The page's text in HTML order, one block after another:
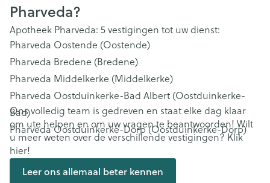
Pharveda?
Apotheek Pharveda: 5 vestigingen tot uw dienst:
Pharveda Oostende (Oostende)
Pharveda Bredene (Bredene)
Pharveda Middelkerke (Middelkerke)
Pharveda Oostduinkerke-Bad Albert (Oostduinkerke-
Bad)
Pharveda Oostduinkerke-Dorp (Oostduinkerke-Dorp)
Ons volledig team is gedreven en staat elke dag klaar
om ute helpen en om uw vragen te beantwoorden! Wilt
u meer weten over de verschillende vestigingen? Klik
hier!
Leer ons allemaal beter kennen